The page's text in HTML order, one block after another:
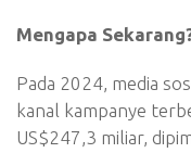
Mengapa
Pada 2024, media
kanal kampanye
US$247,3 miliar,